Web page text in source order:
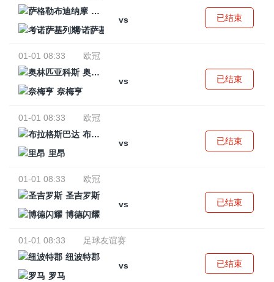
萨格勒布迪纳摩
vs
考诺萨基列斯
已结束
01-01 08:33
欧冠
奥林匹亚科斯
vs
奈梅亨
已结束
01-01 08:33
欧冠
布拉格斯巴达
vs
里昂
已结束
01-01 08:33
欧冠
圣吉罗斯
vs
博德闪耀
已结束
01-01 08:33
足球友谊赛
纽波特郡
vs
罗马
已结束